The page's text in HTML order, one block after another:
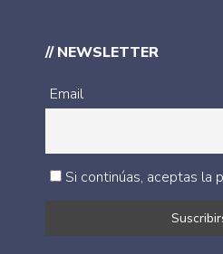
// NEWSLETTER
Email
Si continúas, aceptas la